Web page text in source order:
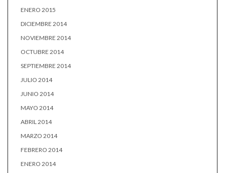
ENERO 2015
DICIEMBRE 2014
NOVIEMBRE 2014
OCTUBRE 2014
SEPTIEMBRE 2014
JULIO 2014
JUNIO 2014
MAYO 2014
ABRIL 2014
MARZO 2014
FEBRERO 2014
ENERO 2014